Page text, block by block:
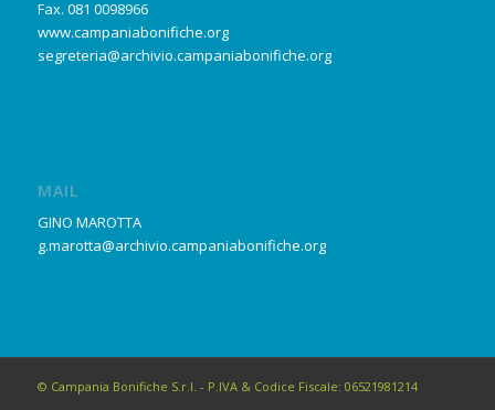
Fax. 081 0098966
www.campaniabonifiche.org
segreteria@archivio.campaniabonifiche.org
MAIL
GINO MAROTTA
g.marotta@archivio.campaniabonifiche.org
© Campania Bonifiche S.r.l. - P.IVA & Codice Fiscale: 06521981214